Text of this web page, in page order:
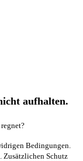
aufhalten.
Bedingungen.
Zusätzlichen Schutz